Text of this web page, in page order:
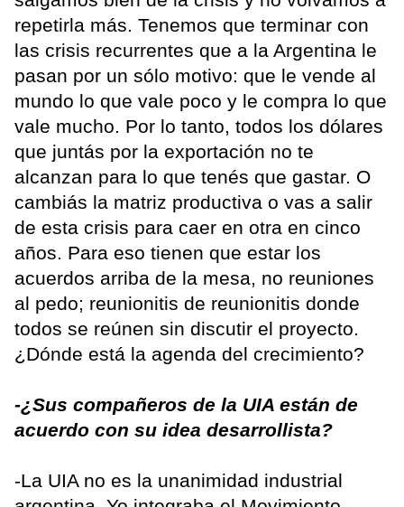
repetirla más. Tenemos que terminar con
las crisis recurrentes que a la Argentina le
pasan por un sólo motivo: que le vende al
mundo lo que vale poco y le compra lo que
vale mucho. Por lo tanto, todos los dólares
que juntás por la exportación no te
alcanzan para lo que tenés que gastar. O
cambiás la matriz productiva o vas a salir
de esta crisis para caer en otra en cinco
años. Para eso tienen que estar los
acuerdos arriba de la mesa, no reuniones
al pedo; reunionitis de reunionitis donde
todos se reúnen sin discutir el proyecto.
¿Dónde está la agenda del crecimiento?
-¿Sus compañeros de la UIA están de
acuerdo con su idea desarrollista?
-La UIA no es la unanimidad industrial